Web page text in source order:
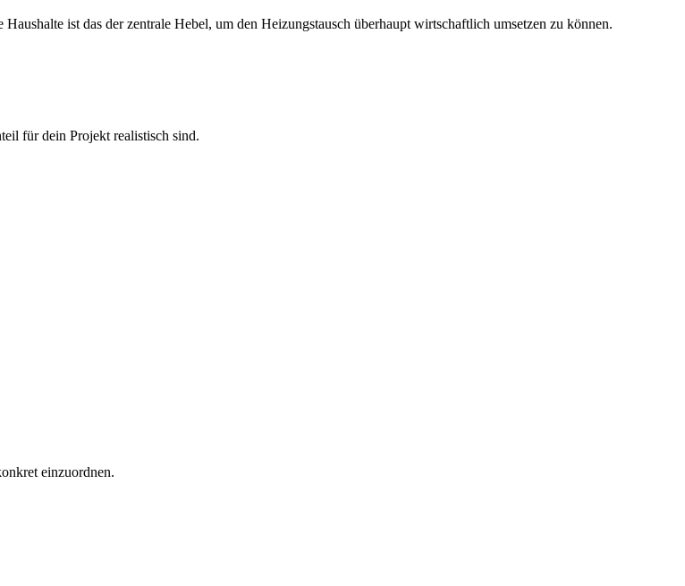
ist das der zentrale Hebel, um den Heizungstausch überhaupt wirtschaftlich umsetzen zu können.
für dein Projekt realistisch sind.
einzuordnen.